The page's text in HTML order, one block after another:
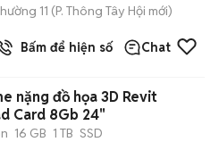
11 (P. Thông Tây Hội mới)
Bấm để hiện số Chat
nặng đồ họa 3D Revit
Card 8Gb 24"
16 GB 1 TB SSD